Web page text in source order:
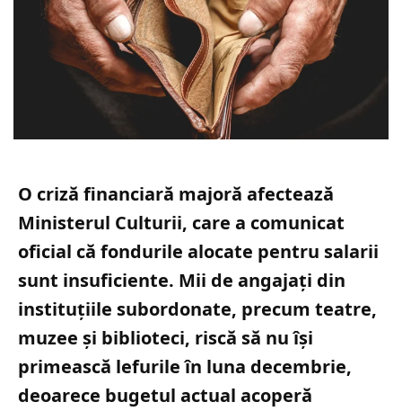
O criză financiară majoră afectează
Ministerul Culturii, care a comunicat
oficial că fondurile alocate pentru salarii
sunt insuficiente. Mii de angajați din
instituțiile subordonate, precum teatre,
muzee și biblioteci, riscă să nu își
primească lefurile în luna decembrie,
deoarece bugetul actual acoperă